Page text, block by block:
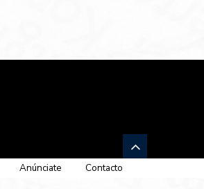
Anúnciate Contacto